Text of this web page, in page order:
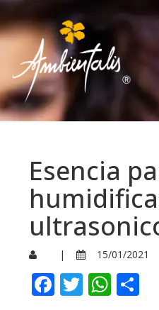
Esencia
| 15/01/2021
Facebook
Twitter